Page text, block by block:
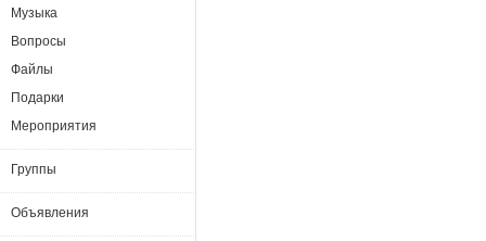
Музыка
Вопросы
Файлы
Подарки
Мероприятия
Группы
Объявления